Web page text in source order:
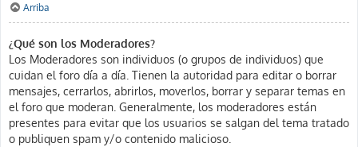
Arriba
¿Qué son los Moderadores?
Los Moderadores son individuos (o grupos de individuos) que
cuidan el foro día a día. Tienen la autoridad para editar o borrar
mensajes, cerrarlos, abrirlos, moverlos, borrar y separar temas en
el foro que moderan. Generalmente, los moderadores están
presentes para evitar que los usuarios se salgan del tema tratado
o publiquen spam y/o contenido malicioso.